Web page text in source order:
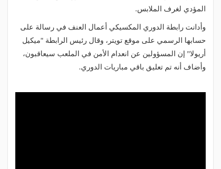
المؤدي لغرف الملابس.
وأدانت رابطة الدوري المكسيكي أعمال العنف في رسالة على
حسابها الرسمي على موقع تويتر، وقال رئيس الرابطة "ميكيل
أريولا" إن المسؤولين عن انعدام الأمن في الملعب سيعاقبون،
وأضاف أنه تم تعليق باقي مباريات الدوري.